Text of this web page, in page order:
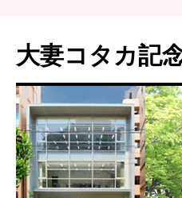
大妻コタカ記